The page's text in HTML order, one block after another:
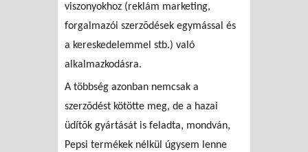
viszonyokhoz (reklám marketing,
forgalmazói szerzõdések egymással és
a kereskedelemmel stb.) való
alkalmazkodásra.
A többség azonban nemcsak a
szerzõdést kötötte meg, de a hazai
üdítõk gyártását is feladta, mondván,
Pepsi termékek nélkül úgysem lenne